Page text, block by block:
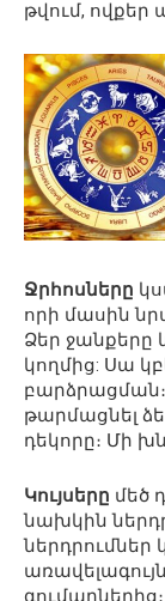
թվում, ովքեր
Ջրհոսները
որի մասին
Ձեր ջանքերը
կողմից: Սա
թարմացնել
դեկորը։ Մի
Կույսերը մեծ
նախկին
ներդրումներ